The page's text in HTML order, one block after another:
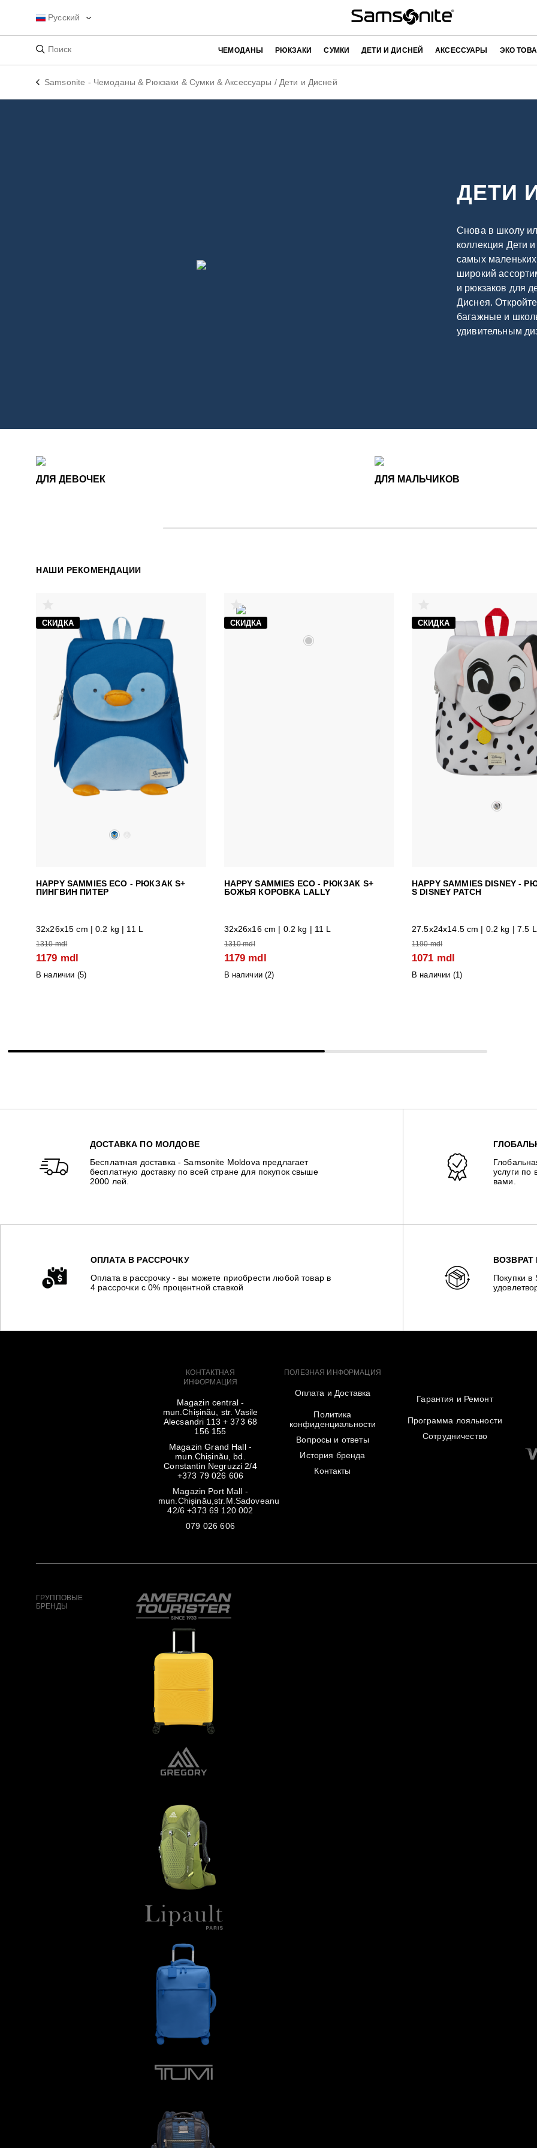
Русский
ЧЕМОДАНЫ РЮКЗАКИ СУМКИ ДЕТИ И ДИСНЕЙ АКСЕССУАРЫ ЭКО
Samsonite - Чемоданы & Рюкзаки & Сумки & Аксессуары / Дети и Дисней
ДЕТИ
Снова в школу
коллекция Дети
самых
широкий
и рюкзаков для
Диснея.
багажные и
удивительным
ДЛЯ ДЕВОЧЕК ДЛЯ МАЛЬЧИКОВ
НАШИ РЕКОМЕНДАЦИИ
СКИДКА
HAPPY SAMMIES ECO - РЮКЗАК S+
ПИНГВИН ПИТЕР
32x26x15 cm | 0.2 kg | 11 L
1310 mdl
1179 mdl
В наличии (5)
СКИДКА
HAPPY SAMMIES ECO - РЮКЗАК S+
БОЖЬЯ КОРОВКА LALLY
32x26x16 cm | 0.2 kg | 11 L
1310 mdl
1179 mdl
В наличии (2)
СКИДКА
HAPPY SAMMIES DISNEY -
S DISNEY PATCH
27.5x24x14.5 cm | 0.2 kg | 7.5 L
1190 mdl
1071 mdl
В наличии (1)
ДОСТАВКА ПО МОЛДОВЕ
Бесплатная доставка - Samsonite Moldova предлагает
бесплатную доставку по всей стране для покупок свыше
2000 лей.
услуги по
вами.
ОПЛАТА В РАССРОЧКУ
Оплата в рассрочку - вы можете приобрести любой товар в
4 рассрочки с 0% процентной ставкой
ВОЗВРАТ
Покупки
КОНТАКТНАЯ
ИНФОРМАЦИЯ
Magazin central -
mun.Chișinău, str. Vasile
Alecsandri 113 + 373 68
156 155
Magazin Grand Hall -
mun.Chișinău, bd.
Constantin Negruzzi 2/4
+373 79 026 606
Magazin Port Mall -
mun.Chișinău,str.M.Sadoveanu
42/6 +373 69 120 002
079 026 606
ПОЛЕЗНАЯ ИНФОРМАЦИЯ
Оплата и Доставка
Политика
конфиденциальности
Вопросы и ответы
История бренда
Контакты
Гарантия и Ремонт
Программа лояльности
Сотрудничество
ГРУППОВЫЕ
БРЕНДЫ